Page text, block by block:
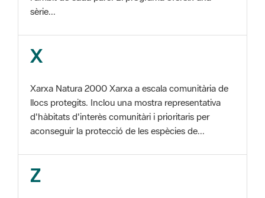
X
llocs protegits. Inclou una mostra representativa
aconseguir la protecció de les espècies de...
Z
tercera de Xarxa Natura 2000 els llocs